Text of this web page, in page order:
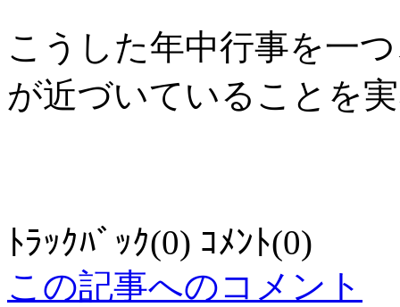
こうした年中行事を一
が近づいていることを
ﾄﾗｯｸﾊﾞｯｸ(0) ｺﾒﾝﾄ(0)
この記事へのコメント